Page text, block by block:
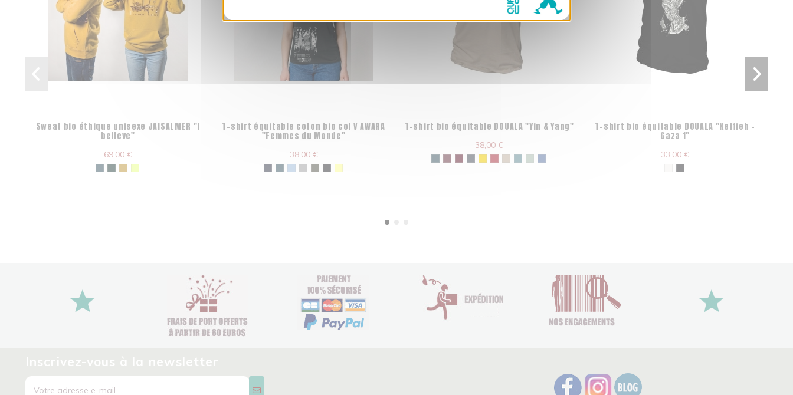
Sweat bio éthique unisexe JAISALMER "I
believe"
69,00 €
T-shirt équitable coton bio col V AWARA
"Femmes du Monde"
38,00 €
T-shirt bio équitable DOUALA "Yin & Yang"
38,00 €
T-shirt bio équitable DOUALA "Keffieh -
Gaza 1"
33,00 €